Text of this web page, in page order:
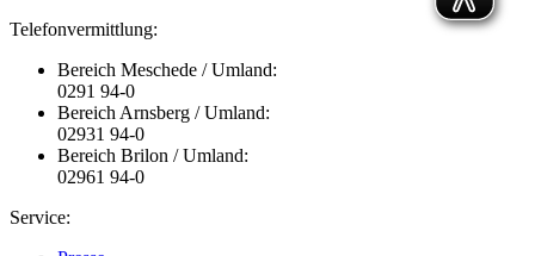
Telefonvermittlung:
Bereich Meschede / Umland:
0291 94-0
Bereich Arnsberg / Umland:
02931 94-0
Bereich Brilon / Umland:
02961 94-0
Service: